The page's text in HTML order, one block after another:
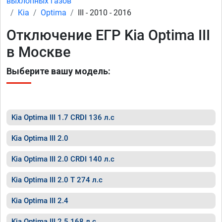
Kia
Optima III - 2010 - 2016
Отключение ЕГР Kia Optima III
в Москве
Выберите вашу модель:
Kia Optima III 1.7 CRDI 136 л.с
Kia Optima III 2.0
Kia Optima III 2.0 CRDI 140 л.с
Kia Optima III 2.0 T 274 л.с
Kia Optima III 2.4